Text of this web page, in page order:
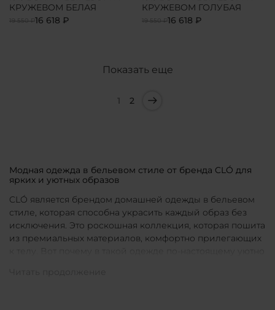
КРУЖЕВОМ БЕЛАЯ
19 550 ₽16 618 ₽
КРУЖЕВОМ ГОЛУБАЯ
19 550 ₽16 618 ₽
Показать еще
1 2
Модная одежда в бельевом стиле от бренда CLÓ для
ярких и уютных образов
CLÓ является брендом домашней одежды в бельевом
стиле, которая способна украсить каждый образ без
исключения. Это роскошная коллекция, которая пошита
из премиальных материалов, комфортно прилегающих
к телу. Вот почему в такой одежде по-настоящему уютно